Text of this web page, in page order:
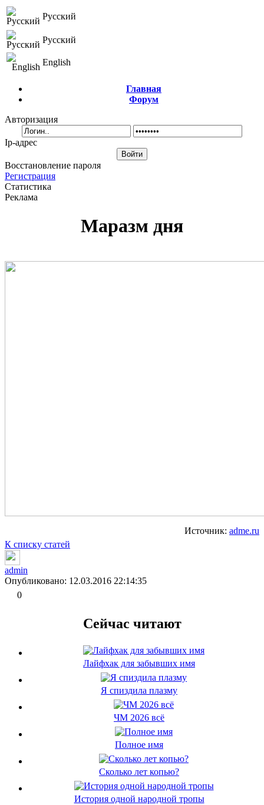
Русский
Русский
English
Главная
Форум
Авторизация
Ip-адрес
Восстановление пароля
Регистрация
Статистика
Реклама
Маразм дня
Источник: adme.ru
К списку статей
admin
Опубликовано: 12.03.2016 22:14:35
0
Сейчас читают
Лайфхак для забывших имя
Я спиздила плазму
ЧМ 2026 всё
Полное имя
Сколько лет копью?
История одной народной тропы